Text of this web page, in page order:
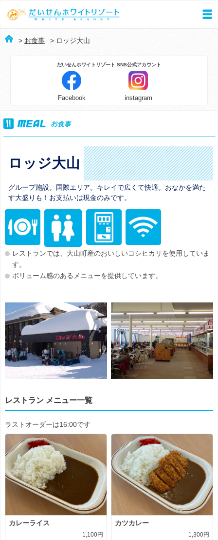
> お食事 > ロッジ大山
Facebook instagram
ロッジ大山
グループ施設。国際エリア。キレイで広くて快適。おなかを満た
す大盛りも！お支払いは現金のみです。
レストランでは、大山町産のおいしいコシヒカリを使用していま
す。
ボリューム感のあるメニューを提供しています。
レストラン メニュー一覧
ラストオーダーは16:00です
カレーライス
1,100円
カツカレー
1,300円